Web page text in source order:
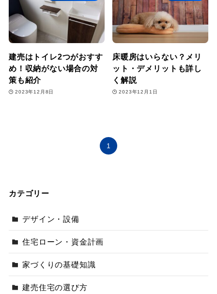
建売はトイレ2つがおすす
め！収納がない場合の対
策も紹介
2023年12月8日
床暖房はいらない？メリ
ット・デメリットも詳し
く解説
2023年12月1日
1
カテゴリー
デザイン・設備
住宅ローン・資金計画
家づくりの基礎知識
建売住宅の選び方